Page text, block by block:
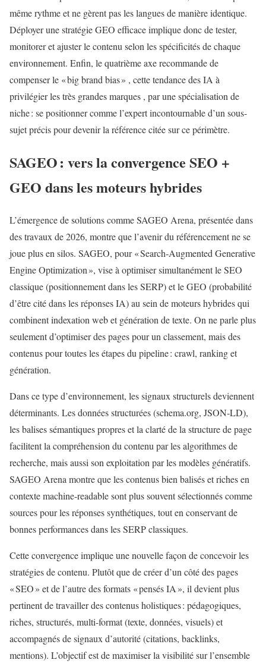
même rythme et ne gèrent pas les langues de manière identique.
Déployer une stratégie GEO efficace implique donc de tester,
monitorer et ajuster le contenu selon les spécificités de chaque
environnement. Enfin, le quatrième axe recommande de
compenser le « big brand bias » , cette tendance des IA à
privilégier les très grandes marques , par une spécialisation de
niche : se positionner comme l’expert incontournable d’un sous-
sujet précis pour devenir la référence citée sur ce périmètre.
SAGEO : vers la convergence SEO +
GEO dans les moteurs hybrides
L’émergence de solutions comme SAGEO Arena, présentée dans
des travaux de 2026, montre que l’avenir du référencement ne se
joue plus en silos. SAGEO, pour « Search‑Augmented Generative
Engine Optimization », vise à optimiser simultanément le SEO
classique (positionnement dans les SERP) et le GEO (probabilité
d’être cité dans les réponses IA) au sein de moteurs hybrides qui
combinent indexation web et génération de texte. On ne parle plus
seulement d’optimiser des pages pour un classement, mais des
contenus pour toutes les étapes du pipeline : crawl, ranking et
génération.
Dans ce type d’environnement, les signaux structurels deviennent
déterminants. Les données structurées (schema.org, JSON‑LD),
les balises sémantiques propres et la clarté de la structure de page
facilitent la compréhension du contenu par les algorithmes de
recherche, mais aussi son exploitation par les modèles génératifs.
SAGEO Arena montre que les contenus bien balisés et riches en
contexte machine‑readable sont plus souvent sélectionnés comme
sources pour les réponses synthétiques, tout en conservant de
bonnes performances dans les SERP classiques.
Cette convergence implique une nouvelle façon de concevoir les
stratégies de contenu. Plutôt que de créer d’un côté des pages
« SEO » et de l’autre des formats « pensés IA », il devient plus
pertinent de travailler des contenus holistiques : pédagogiques,
riches, structurés, multi-format (texte, données, visuels) et
accompagnés de signaux d’autorité (citations, backlinks,
mentions). L’objectif est de maximiser la visibilité sur l’ensemble